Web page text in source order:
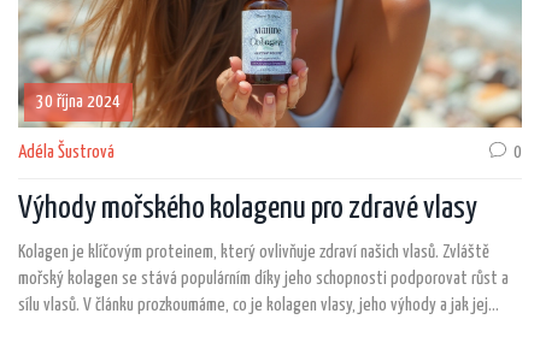
30 října 2024
Adéla Šustrová 0
Výhody mořského kolagenu pro zdravé vlasy
Kolagen je klíčovým proteinem, který ovlivňuje zdraví našich vlasů. Zvláště
mořský kolagen se stává populárním díky jeho schopnosti podporovat růst a
sílu vlasů. V článku prozkoumáme, co je kolagen vlasy, jeho výhody a jak jej